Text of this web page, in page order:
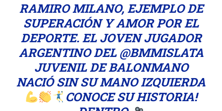
RAMIRO MILANO, EJEMPLO DE
SUPERACIÓN Y AMOR POR EL
DEPORTE. EL JOVEN JUGADOR
ARGENTINO DEL@BMMISLATA
JUVENIL DE BALONMANO
NACIÓ SIN SU MANO IZQUIERDA
CONOCE SU HISTORIA!